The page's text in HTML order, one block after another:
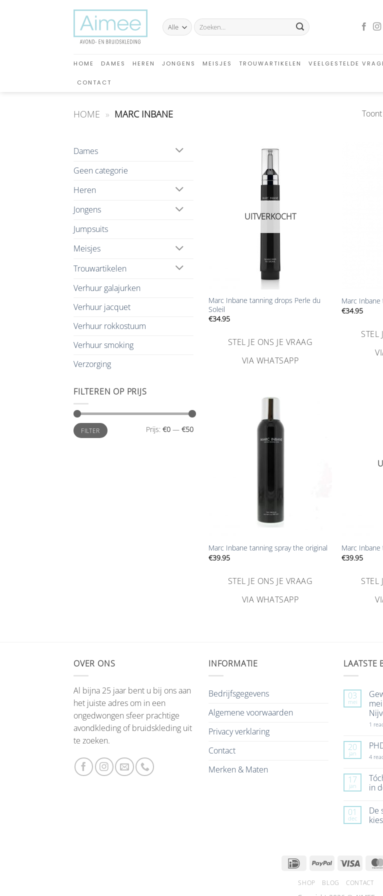
Zoeken
naar:
HOME DAMES HEREN JONGENS MEISJES TROUWARTIKELEN VEELGESTELDE
CONTACT
HOME » MARC INBANE
Dames
Geen categorie
Heren
Jongens
Jumpsuits
Meisjes
Trouwartikelen
Verhuur galajurken
Verhuur jacquet
Verhuur rokkostuum
Verhuur smoking
Verzorging
FILTEREN OP PRIJS
Min.
prijs
Max.
prijsFILTER Prijs: €0 — €50
UITVERKOCHT
Marc Inbane tanning drops Perle du
Soleil
€34.95
STEL JE ONS JE VRAAG
VIA WHATSAPP
Marc Inbane
€34.95
STEL
Marc Inbane tanning spray the original
€39.95
STEL JE ONS JE VRAAG
VIA WHATSAPP
Marc
€39.95
STEL
OVER ONS
Al bijna 25 jaar bent u bij ons aan
het juiste adres om in een
ongedwongen sfeer prachtige
avondkleding of bruidskleding uit
te zoeken.
INFORMATIE
Bedrijfsgegevens
Algemene voorwaarden
Privacy verklaring
Contact
Merken & Maten
LAATSTE
03
mei
1
20
jan 4
17
jan
in
op
Tóch
01
dec
De
welke
lengte
jij
IDeal PayPal Visa
SHOP BLOG CONTACT